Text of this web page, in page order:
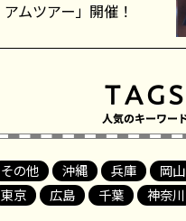
アムツアー」開催！
その他 沖縄 兵庫 岡山
東京
広島 千葉 神奈川